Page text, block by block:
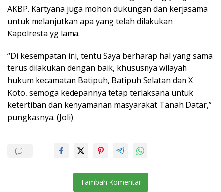
AKBP. Kartyana juga mohon dukungan dan kerjasama
untuk melanjutkan apa yang telah dilakukan
Kapolresta yg lama.
“Di kesempatan ini, tentu Saya berharap hal yang sama
terus dilakukan dengan baik, khususnya wilayah
hukum kecamatan Batipuh, Batipuh Selatan dan X
Koto, semoga kedepannya tetap terlaksana untuk
ketertiban dan kenyamanan masyarakat Tanah Datar,”
pungkasnya. (Joli)
Tambah Komentar